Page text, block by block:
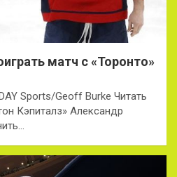
матч с «Торонто»
Sports/Geoff Burke Читать
Кэпиталз» Александр